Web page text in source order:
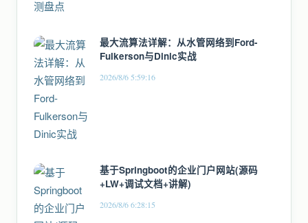
最大流算法详解：从水管网络到Ford-
Fulkerson与Dinic实战
2026/8/6 5:59:16
基于Springboot的企业门户网站(源码
+LW+调试文档+讲解)
2026/8/6 6:28:15